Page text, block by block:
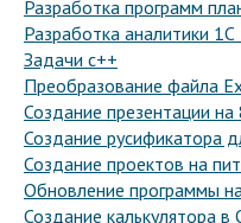
Разработка программ
Разработка аналитики 1С
Задачи c++
Преобразование файла
Создание презентации на
Создание русификатора
Создание проектов на
Обновление программы
Создание калькулятора